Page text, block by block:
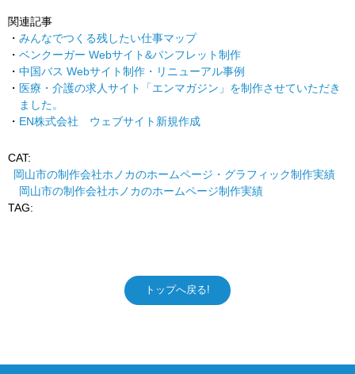
関連記事
みんなでつくる残したい仕事マップ
ベンクーガー Webサイト&パンフレット制作
中国バス Webサイト制作・リニューアル事例
医療・介護の求人サイト「エンマガジン」を制作させていただき
ました。
EN株式会社 ウェブサイト新規作成
CAT:
岡山市の制作会社ホノカのホームページ・グラフィック制作実績
岡山市の制作会社ホノカのホームページ制作実績
TAG:
トップへ戻る!